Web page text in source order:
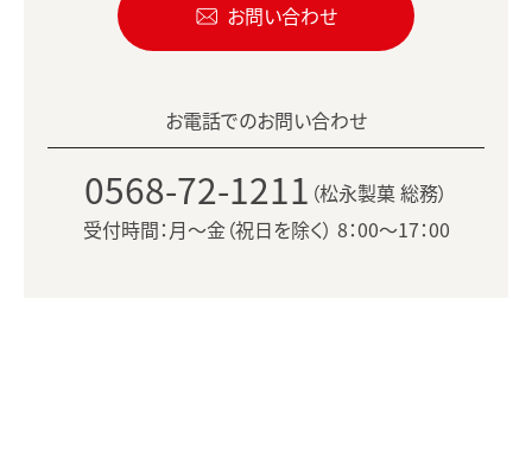
お問い合わせ
お電話でのお問い合わせ
0568-72-1211 （松永製菓 総務）
受付時間：月〜金（祝日を除く） 8：00〜17：00